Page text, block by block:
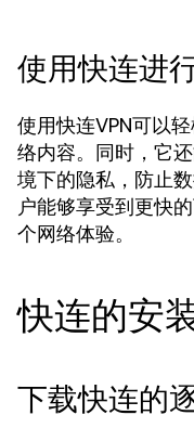
使用快连进
使用快连VPN可以
络内容。同时，它
境下的隐私，防止
户能够享受到更快
个网络体验。
快连的安
下载快连的